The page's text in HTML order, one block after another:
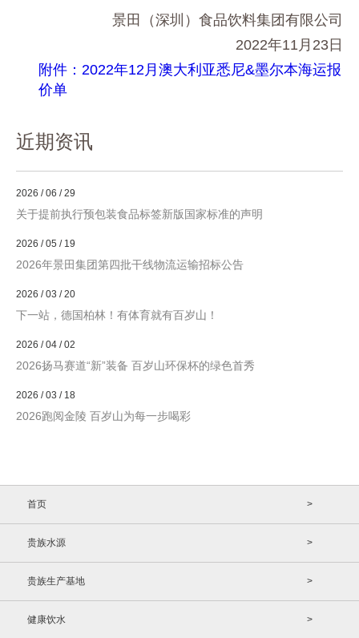
近期资讯
2026 / 06 / 29
关于提前执行预包装食品标签新版国家标准的声明
2026 / 05 / 19
2026年景田集团第四批干线物流运输招标公告
2026 / 03 / 20
下一站，德国柏林！有体育就有百岁山！
2026 / 04 / 02
2026扬马赛道“新”装备 百岁山环保杯的绿色首秀
2026 / 03 / 18
2026跑阅金陵 百岁山为每一步喝彩
景田（深圳）食品饮料集团有限公司
2022年11月23日
附件：2022年12月澳大利亚悉尼&墨尔本海运报
价单
首页 >
贵族水源 >
贵族生产基地 >
健康饮水 >